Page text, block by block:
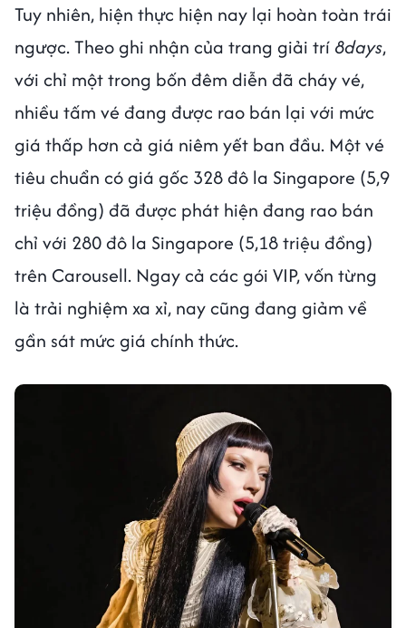
Tuy nhiên, hiện thực hiện nay lại hoàn toàn trái
ngược. Theo ghi nhận của trang giải trí 8days,
với chỉ một trong bốn đêm diễn đã cháy vé,
nhiều tấm vé đang được rao bán lại với mức
giá thấp hơn cả giá niêm yết ban đầu. Một vé
tiêu chuẩn có giá gốc 328 đô la Singapore (5,9
triệu đồng) đã được phát hiện đang rao bán
chỉ với 280 đô la Singapore (5,18 triệu đồng)
trên Carousell. Ngay cả các gói VIP, vốn từng
là trải nghiệm xa xỉ, nay cũng đang giảm về
gần sát mức giá chính thức.